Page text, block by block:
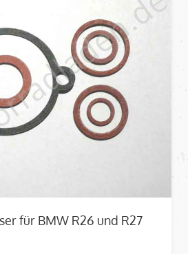
für BMW R26 und R27